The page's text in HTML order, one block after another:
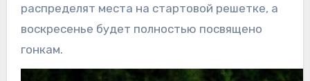
распределят места на стартовой решетке, а
воскресенье будет полностью посвящено
гонкам.